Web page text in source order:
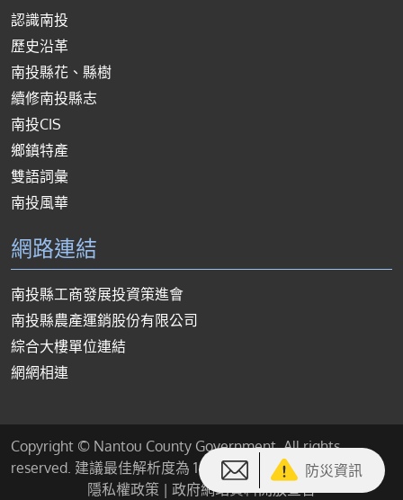
防災資訊
認識南投
歷史沿革
南投縣花、縣樹
續修南投縣志
南投CIS
鄉鎮特產
雙語詞彙
南投風華
網路連結
南投縣工商發展投資策進會
南投縣農產運銷股份有限公司
綜合大樓單位連結
網網相連
Copyright © Nantou County Government. All rights
reserved. 建議最佳解析度為 1440*900 或以上
隱私權政策 | 政府網站資料開放宣告